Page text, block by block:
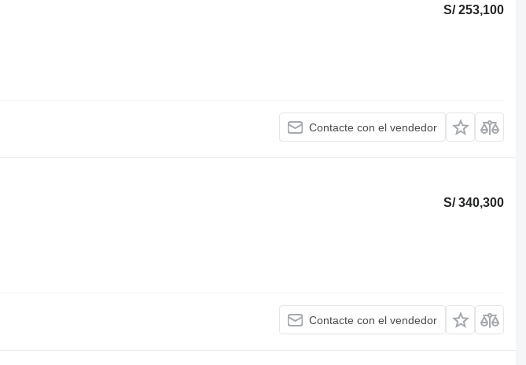
S/ 253,100
Contacte con el vendedor
S/ 340,300
Contacte con el vendedor